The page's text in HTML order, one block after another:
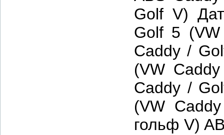
Golf V)
Golf 5
Caddy /
(VW
Caddy /
(VW
гольф V)